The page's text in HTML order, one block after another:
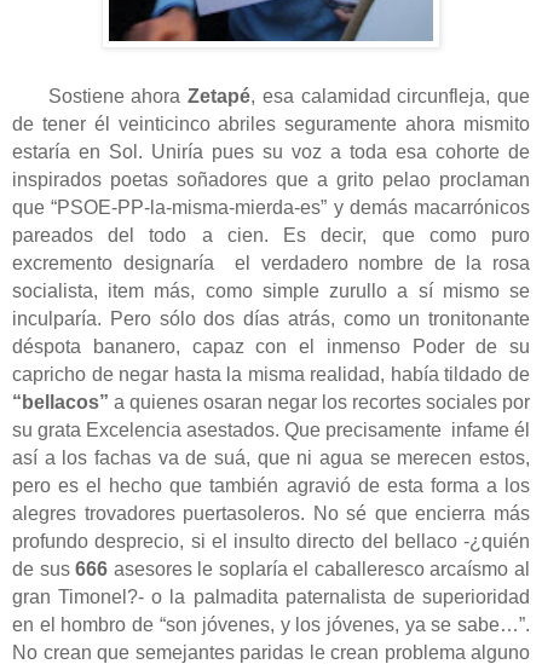
Sostiene ahoraZetapé, esa calamidad circunfleja, que
de tener él veinticinco abriles seguramente ahora mismito
estaría en Sol. Uniría pues su voz a toda esa cohorte de
inspirados poetas soñadores que a grito pelao proclaman
que “PSOE-PP-la-misma-mierda-es” y demás macarrónicos
pareados del todo a cien. Es decir, que como puro
excremento designaría
el verdadero nombre de la rosa
socialista, item más, como simple zurullo a sí mismo se
inculparía. Pero sólo dos días atrás, como un tronitonante
déspota bananero, capaz con el inmenso Poder de su
capricho de negar hasta la misma realidad, había tildado de
“bellacos” a quienes osaran negar los recortes sociales por
su grata Excelencia asestados. Que precisamente infame él
así a los fachas va de suá, que ni agua se merecen estos,
pero es el hecho que también agravió de esta forma a los
alegres trovadores puertasoleros. No sé que encierra más
profundo desprecio, si el insulto directo del bellaco -¿quién
de sus666 asesores le soplaría el caballeresco arcaísmo al
gran Timonel?- o la palmadita paternalista de superioridad
en el hombro de “son jóvenes, y los jóvenes, ya se sabe…”.
No crean que semejantes paridas le crean problema alguno